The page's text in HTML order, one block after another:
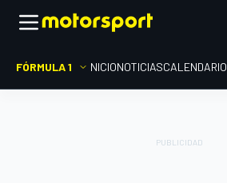
FÓRMULA 1 INICIONOTICIASCALENDARIO